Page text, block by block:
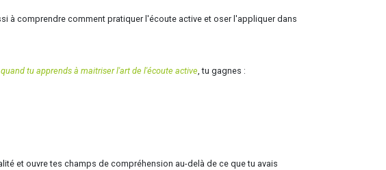
à comprendre comment pratiquer l'écoute active et oser l'appliquer dans
quand tu apprends à maitriser l'art de l'écoute active, tu gagnes :
et ouvre tes champs de compréhension au-delà de ce que tu avais